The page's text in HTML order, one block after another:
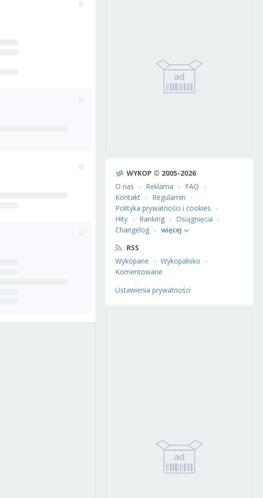
WYKOP © 2005-2026
O nas
Reklama
FAQ
Kontakt
Regulamin
Polityka prywatności i cookies
Hity
Ranking
Osiągnięcia
Changelog
więcej
RSS
Wykopane
Wykopalisko
Komentowane
Ustawienia prywatności